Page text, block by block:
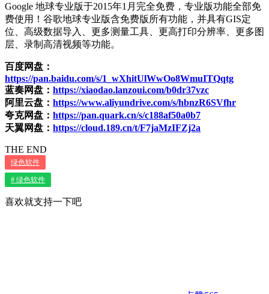
Google 地球专业版于2015年1月完全免费，专业版功能全部免
费使用！谷歌地球专业版含免费版所有功能，并具有GIS定
位、高级数据导入、更多测量工具、更高打印分辨率、更多图
层、录制高清视频等功能。
百度网盘：
https://pan.baidu.com/s/1_wXhitUlWwOo8WmuITQqtg
蓝奏网盘： https://xiaodao.lanzoui.com/b0dr37vzc
阿里云盘： https://www.aliyundrive.com/s/hbnzR6SVfhr
夸克网盘： https://pan.quark.cn/s/c188af50a0b7
天翼网盘： https://cloud.189.cn/t/F7jaMzIFZj2a
THE END
绿色软件
# 绿色软件
喜欢就支持一下吧